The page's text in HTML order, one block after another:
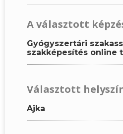
A választott
Gyógyszertári
szakképesítés online
Választott
Ajka